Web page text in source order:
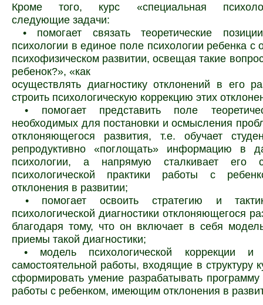
Кроме того, курс «специальная
следующие задачи:
 • помогает связать теоретические
психологии в единое поле психологии ребенка с
психофизическом развитии, освещая такие
ребенок?», «как
осуществлять диагностику отклонений в его
строить психологическую коррекцию этих
 • помогает представить поле
необходимых для постановки и осмысления
отклоняющегося развития, т.е. обучает
репродуктивно «поглощать» информацию в
психологии, а напрямую сталкивает его
психологической практики работы с
отклонения в развитии;
 • помогает освоить стратегию и
психологической диагностики отклоняющегося
благодаря тому, что он включает в себя
приемы такой диагностики;
 • модель психологической коррекции
самостоятельной работы, входящие в структуру
сформировать умение разрабатывать программу
работы с ребенком, имеющим отклонения в